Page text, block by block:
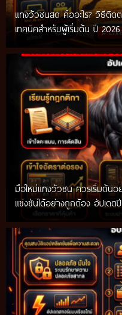
แทงวัวชนสด คืออะไร? วิธีติด
เทคนิคสำหรับผู้เริ่มต้น ปี 2026
มือใหม่แทงวัวชน ควรเริ่มต้นอย่
แข่งขันได้อย่างถูกต้อง อัปเดต